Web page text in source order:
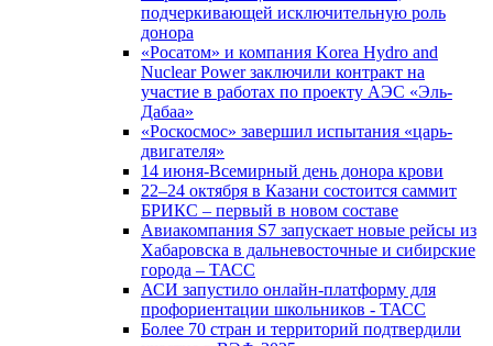
подчеркивающей исключительную роль
донора
«Росатом» и компания Korea Hydro and
Nuclear Power заключили контракт на
участие в работах по проекту АЭС «Эль-
Дабаа»
«Роскосмос» завершил испытания «царь-
двигателя»
14 июня-Всемирный день донора крови
22–24 октября в Казани состоится саммит
БРИКС – первый в новом составе
Авиакомпания S7 запускает новые рейсы из
Хабаровска в дальневосточные и сибирские
города – ТАСС
АСИ запустило онлайн-платформу для
профориентации школьников - ТАСС
Более 70 стран и территорий подтвердили